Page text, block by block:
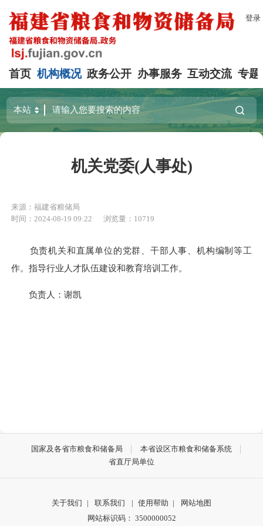
登录
首页 机构概况 政务公开 办事服务 互动交流 专题
机关党委(人事处)
来源：福建省粮储局
时间：2024-08-19 09:22
浏览量：10719
负责机关和直属单位的党群、干部人事、机构编制等工
作。指导行业人才队伍建设和教育培训工作。
负责人：谢凯
国家及各省市粮食和储备局
本省设区市粮食和储备系统
省直厅局单位
关于我们 | 联系我们 | 使用帮助 |
网站地图
网站标识码： 3500000052